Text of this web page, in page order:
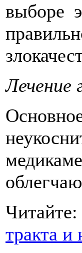
выборе
Лечение
Читайте:
тракта и